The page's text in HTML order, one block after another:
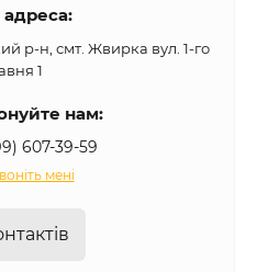
р-н, смт. Жвирка вул. 1-го
1
нам:
607-39-59
мені